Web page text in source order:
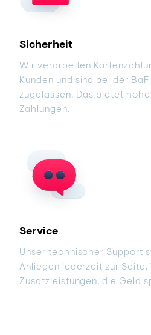
Sicherheit
Wir verarbeiten
Kunden und sind bei der
zugelassen. Das bietet
Zahlungen.
Service
Unser technischer Support
Anliegen jederzeit zur Seite.
Zusatzleistungen, die Geld